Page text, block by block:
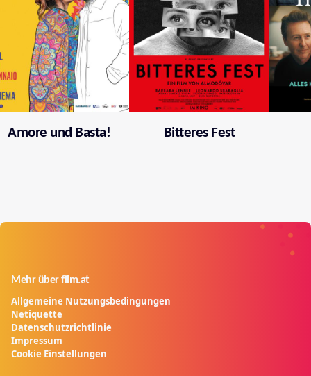
Amore und Basta! Bitteres Fest
Mehr über film.at
Allgemeine Nutzungsbedingungen
Netiquette
Datenschutzrichtlinie
Impressum
Cookie Einstellungen